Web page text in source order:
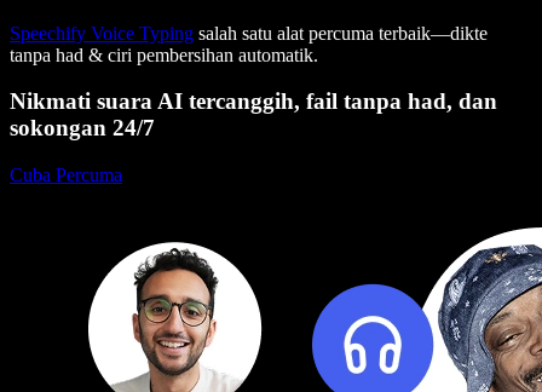
Speechify Voice Typing salah satu alat percuma terbaik—dikte
tanpa had & ciri pembersihan automatik.
Nikmati suara AI tercanggih, fail tanpa had, dan
sokongan 24/7
Cuba Percuma